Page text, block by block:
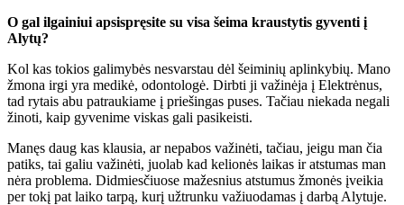
O gal ilgainiui apsispręsite su visa šeima kraustytis gyventi į
Alytų?
Kol kas tokios galimybės nesvarstau dėl šeiminių aplinkybių. Mano
žmona irgi yra medikė, odontologė. Dirbti ji važinėja į Elektrėnus,
tad rytais abu patraukiame į priešingas puses. Tačiau niekada negali
žinoti, kaip gyvenime viskas gali pasikeisti.
Manęs daug kas klausia, ar nepabos važinėti, tačiau, jeigu man čia
patiks, tai galiu važinėti, juolab kad kelionės laikas ir atstumas man
nėra problema. Didmiesčiuose mažesnius atstumus žmonės įveikia
per tokį pat laiko tarpą, kurį užtrunku važiuodamas į darbą Alytuje.